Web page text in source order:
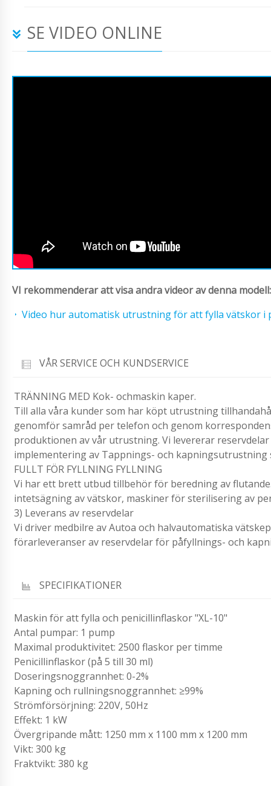
SE VIDEO ONLINE
VI rekommenderar att visa andra videor av denna modell:
Video hur automatisk utrustning för att fylla vätskor i
VÅR SERVICE OCH KUNDSERVICE
TRÄNNING MED Kok- ochmaskin kaper.
Till alla våra kunder som har köpt utrustning
genomför samråd per telefon och genom
produktionen av vår utrustning. Vi levererar
implementering av Tappnings- och kapningsutrustning
FULLT FÖR FYLLNING FYLLNING
Vi har ett brett utbud tillbehör för beredning av
intetsägning av vätskor, maskiner för sterilisering av
3) Leverans av reservdelar
Vi driver medbilre av Autoa och halvautomatiska
förarleveranser av reservdelar för påfyllnings- och
SPECIFIKATIONER
Maskin för att fylla och penicillinflaskor "XL-10"
Antal pumpar: 1 pump
Maximal produktivitet: 2500 flaskor per timme
Penicillinflaskor (på 5 till 30 ml)
Doseringsnoggrannhet: 0-2%
Kapning och rullningsnoggrannhet: ≥99%
Strömförsörjning: 220V, 50Hz
Effekt: 1 kW
Övergripande mått: 1250 mm x 1100 mm x 1200 mm
Vikt: 300 kg
Fraktvikt: 380 kg